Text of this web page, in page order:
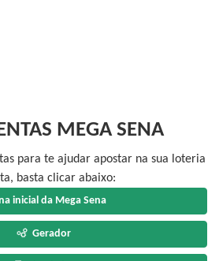
MEGA SENA
para te ajudar apostar na sua loteria
basta clicar abaixo:
inicial da Mega Sena
Gerador